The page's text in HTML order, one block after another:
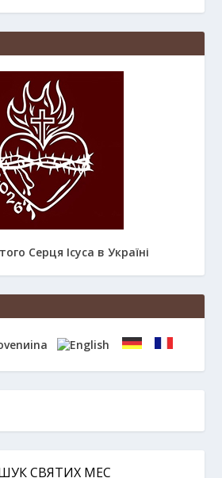
Серця Ісуса в Україні
СВЯТИХ МЕС